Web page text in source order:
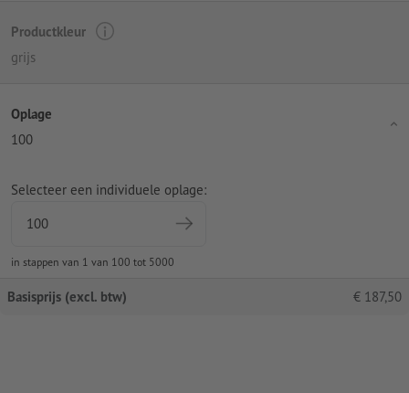
Productkleur
grijs
Oplage
100
Selecteer een individuele oplage:
in stappen van 1 van 100 tot 5000
Basisprijs (excl. btw) € 187,50